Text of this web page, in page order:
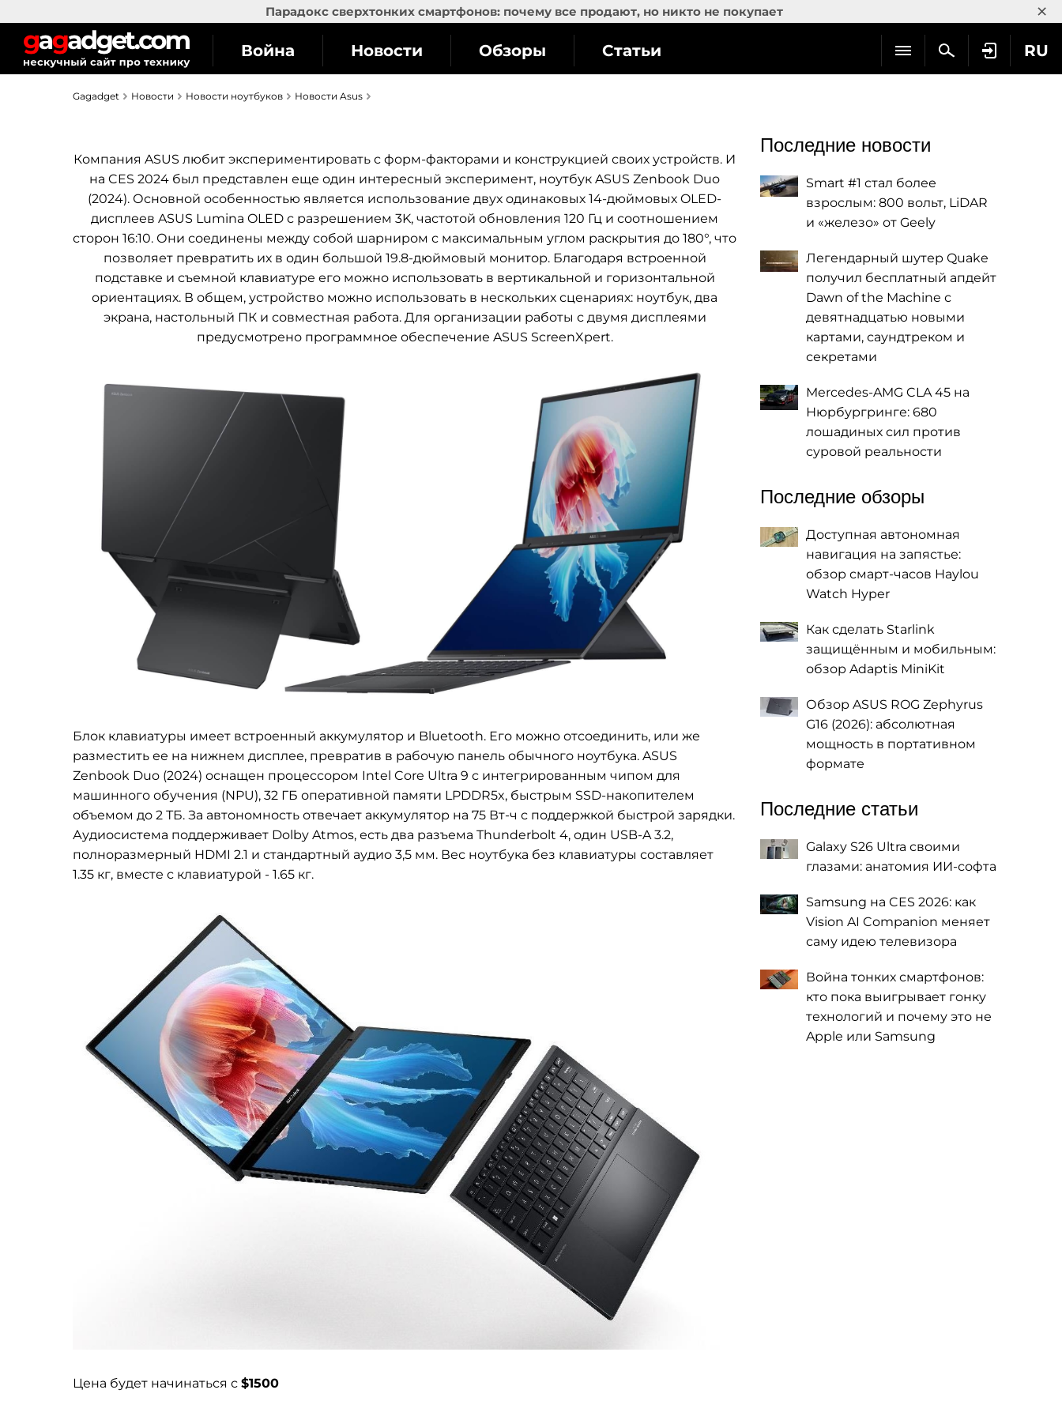
Парадокс сверхтонких смартфонов: почему все продают, но никто не покупает ×
RU
Война Новости Обзоры Статьи
Gagadget Новости Новости ноутбуков Новости Asus
Компания ASUS любит экспериментировать с форм-факторами и конструкцией своих устройств. И
на CES 2024 был представлен еще один интересный эксперимент, ноутбук ASUS Zenbook Duo
(2024). Основной особенностью является использование двух одинаковых 14-дюймовых OLED-
дисплеев ASUS Lumina OLED с разрешением 3K, частотой обновления 120 Гц и соотношением
сторон 16:10. Они соединены между собой шарниром с максимальным углом раскрытия до 180°, что
позволяет превратить их в один большой 19.8-дюймовый монитор. Благодаря встроенной
подставке и съемной клавиатуре его можно использовать в вертикальной и горизонтальной
ориентациях. В общем, устройство можно использовать в нескольких сценариях: ноутбук, два
экрана, настольный ПК и совместная работа. Для организации работы с двумя дисплеями
предусмотрено программное обеспечение ASUS ScreenXpert.
Блок клавиатуры имеет встроенный аккумулятор и Bluetooth. Его можно отсоединить, или же
разместить ее на нижнем дисплее, превратив в рабочую панель обычного ноутбука. ASUS
Zenbook Duo (2024) оснащен процессором Intel Core Ultra 9 с интегрированным чипом для
машинного обучения (NPU), 32 ГБ оперативной памяти LPDDR5x, быстрым SSD-накопителем
объемом до 2 ТБ. За автономность отвечает аккумулятор на 75 Вт-ч с поддержкой быстрой зарядки.
Аудиосистема поддерживает Dolby Atmos, есть два разъема Thunderbolt 4, один USB-A 3.2,
полноразмерный HDMI 2.1 и стандартный аудио 3,5 мм. Вес ноутбука без клавиатуры составляет
1.35 кг, вместе с клавиатурой - 1.65 кг.
Цена будет начинаться с $1500
Последние новости
Smart #1 стал более
взрослым: 800 вольт, LiDAR
и «железо» от Geely
Легендарный шутер Quake
получил бесплатный апдейт
Dawn of the Machine с
девятнадцатью новыми
картами, саундтреком и
секретами
Mercedes-AMG CLA 45 на
Нюрбургринге: 680
лошадиных сил против
суровой реальности
Последние обзоры
Доступная автономная
навигация на запястье:
обзор смарт-часов Haylou
Watch Hyper
Как сделать Starlink
защищённым и мобильным:
обзор Adaptis MiniKit
Обзор ASUS ROG Zephyrus
G16 (2026): абсолютная
мощность в портативном
формате
Последние статьи
Galaxy S26 Ultra своими
глазами: анатомия ИИ-софта
Samsung на CES 2026: как
Vision AI Companion меняет
саму идею телевизора
Война тонких смартфонов:
кто пока выигрывает гонку
технологий и почему это не
Apple или Samsung